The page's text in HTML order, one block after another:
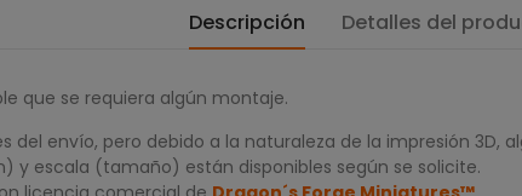
Descripción Detalles del
que se requiera algún montaje.
envío, pero debido a la naturaleza de la impresión 3D,
y escala (tamaño) están disponibles según se solicite.